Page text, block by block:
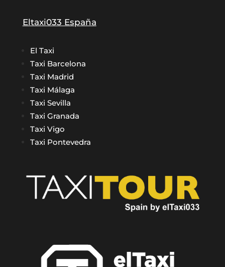
Eltaxi033 España
El Taxi
Taxi Barcelona
Taxi Madrid
Taxi Málaga
Taxi Sevilla
Taxi Granada
Taxi Vigo
Taxi Pontevedra